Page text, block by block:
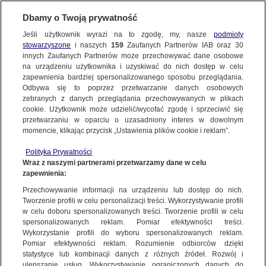
BIURO REKLAMY TVN MEDIA
18.02.2025
KANAŁY TVN WARNER BROS. DISCOVERY DOSTĘPNE
W PILOCIE WP
Dbamy o Twoją prywatność
Jeśli użytkownik wyrazi na to zgodę, my, nasze podmioty
stowarzyszone i naszych 159Zaufanych Partnerów IAB oraz 30
innych Zaufanych Partnerów może przechowywać dane osobowe
na urządzeniu użytkownika i uzyskiwać do nich dostęp w celu
zapewnienia bardziej spersonalizowanego sposobu przeglądania.
Odbywa się to poprzez przetwarzanie danych osobowych
zebranych z danych przeglądania przechowywanych w plikach
cookie. Użytkownik może udzielić/wycofać zgodę i sprzeciwić się
przetwarzaniu w oparciu o uzasadniony interes w dowolnym
momencie, klikając przycisk „Ustawienia plików cookie i reklam”.
Polityka Prywatności
Wraz z naszymi partnerami przetwarzamy dane w celu
zapewnienia:
Przechowywanie informacji na urządzeniu lub dostęp do nich.
Tworzenie profili w celu personalizacji treści. Wykorzystywanie profili
w celu doboru spersonalizowanych treści. Tworzenie profili w celu
spersonalizowanych reklam. Pomiar efektywności treści.
Wykorzystanie profili do wyboru spersonalizowanych reklam.
Pomiar efektywności reklam. Rozumienie odbiorców dzięki
statystyce lub kombinacji danych z różnych źródeł. Rozwój i